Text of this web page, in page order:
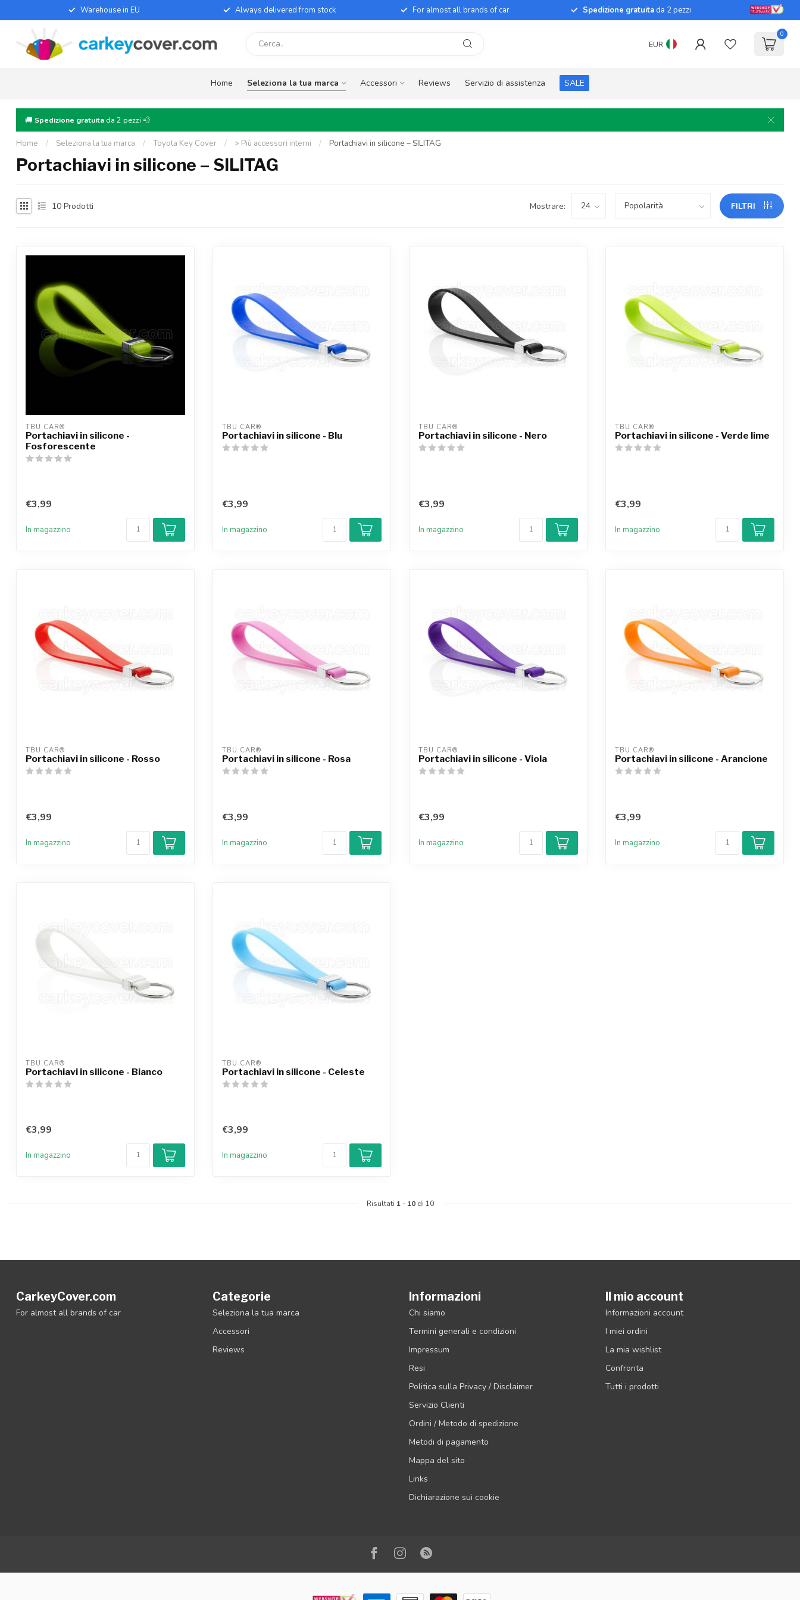
Warehouse in EU Always delivered from stock For almost all brands of car Spedizione gratuitada 2 pezzi
EUR
0
Home Seleziona la tua marca Accessori Reviews Servizio di assistenza SALE
🚚 Spedizione gratuita da 2 pezzi 💨
Home / Seleziona la tua marca / Toyota Key Cover / > Più accessori interni / Portachiavi in silicone – SILITAG
Portachiavi in silicone – SILITAG
10 Prodotti Mostrare: FILTRI
TBU CAR®
Portachiavi in silicone -
Fosforescente
€3,99
In magazzino
TBU CAR®
Portachiavi in silicone - Blu
€3,99
In magazzino
TBU CAR®
Portachiavi in silicone - Nero
€3,99
In magazzino
TBU CAR®
Portachiavi in silicone - Verde lime
€3,99
In magazzino
TBU CAR®
Portachiavi in silicone - Rosso
€3,99
In magazzino
TBU CAR®
Portachiavi in silicone - Rosa
€3,99
In magazzino
TBU CAR®
Portachiavi in silicone - Viola
€3,99
In magazzino
TBU CAR®
Portachiavi in silicone - Arancione
€3,99
In magazzino
TBU CAR®
Portachiavi in silicone - Bianco
€3,99
In magazzino
TBU CAR®
Portachiavi in silicone - Celeste
€3,99
In magazzino
Risultati 1- 10di 10
CarkeyCover.com
For almost all brands of car
Categorie
Seleziona la tua marca
Accessori
Reviews
Informazioni
Chi siamo
Termini generali e condizioni
Impressum
Resi
Politica sulla Privacy / Disclaimer
Servizio Clienti
Ordini / Metodo di spedizione
Metodi di pagamento
Mappa del sito
Links
Dichiarazione sui cookie
Il mio account
Informazioni account
I miei ordini
La mia wishlist
Confronta
Tutti i prodotti